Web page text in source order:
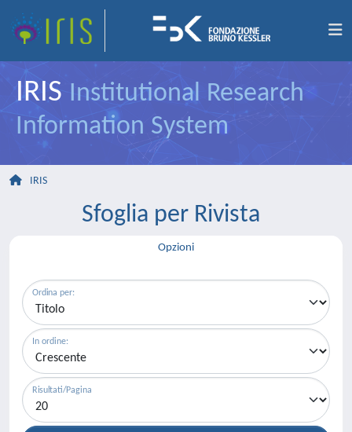
IRIS Institutional Research
Information System
IRIS
Sfoglia per Rivista
Opzioni
Ordina per:
In ordine:
Risultati/Pagina